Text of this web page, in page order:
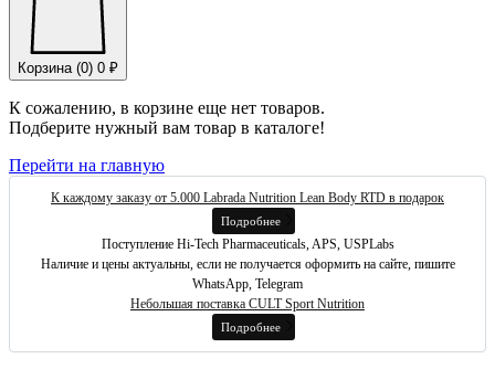
Корзина (0) 0 ₽
К сожалению, в корзине еще нет товаров.
Подберите нужный вам товар в каталоге!
Перейти на главную
К каждому заказу от 5.000 Labrada Nutrition Lean Body RTD в подарок
Подробнее
Поступление Hi-Tech Pharmaceuticals, APS, USPLabs
Наличие и цены актуальны, если не получается оформить на сайте, пишите
WhatsApp, Telegram
Небольшая поставка CULT Sport Nutrition
Подробнее